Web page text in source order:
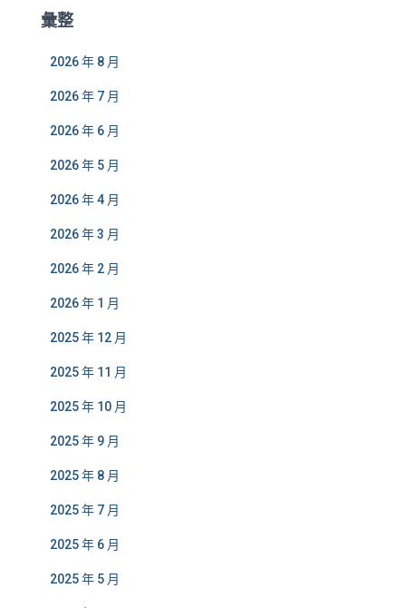
彙整
2026 年 8 月
2026 年 7 月
2026 年 6 月
2026 年 5 月
2026 年 4 月
2026 年 3 月
2026 年 2 月
2026 年 1 月
2025 年 12 月
2025 年 11 月
2025 年 10 月
2025 年 9 月
2025 年 8 月
2025 年 7 月
2025 年 6 月
2025 年 5 月